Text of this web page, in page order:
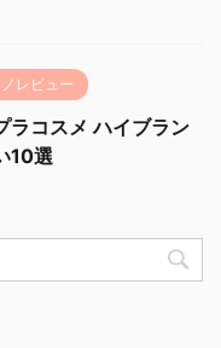
レビュー
ラコスメ ハイブラン
10選